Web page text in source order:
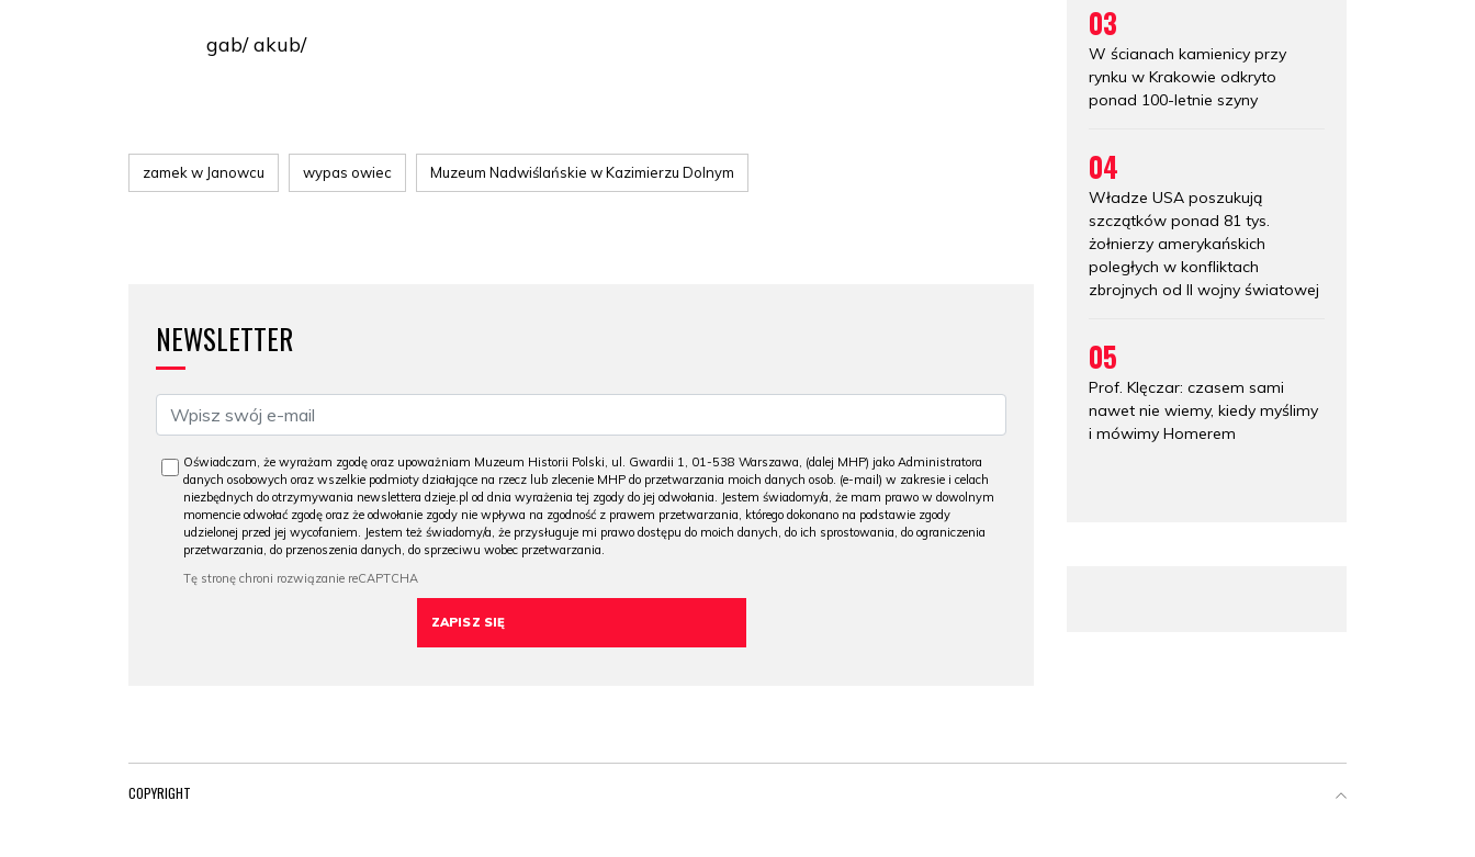
gab/ akub/
zamek w Janowcu wypas owiec Muzeum Nadwiślańskie w Kazimierzu Dolnym
NEWSLETTER
Oświadczam, że wyrażam zgodę oraz upoważniam Muzeum Historii Polski, ul. Gwardii 1, 01-538 Warszawa, (dalej MHP) jako Administratora
danych osobowych oraz wszelkie podmioty działające na rzecz lub zlecenie MHP do przetwarzania moich danych osob. (e-mail) w zakresie i celach
niezbędnych do otrzymywania newslettera dzieje.pl od dnia wyrażenia tej zgody do jej odwołania. Jestem świadomy/a, że mam prawo w dowolnym
momencie odwołać zgodę oraz że odwołanie zgody nie wpływa na zgodność z prawem przetwarzania, którego dokonano na podstawie zgody
udzielonej przed jej wycofaniem. Jestem też świadomy/a, że przysługuje mi prawo dostępu do moich danych, do ich sprostowania, do ograniczenia
przetwarzania, do przenoszenia danych, do sprzeciwu wobec przetwarzania.
03
W ścianach kamienicy przy
rynku w Krakowie odkryto
ponad 100-letnie szyny
04
Władze USA poszukują
szczątków ponad 81 tys.
żołnierzy amerykańskich
poległych w konfliktach
zbrojnych od II wojny światowej
05
Prof. Klęczar: czasem sami
nawet nie wiemy, kiedy myślimy
i mówimy Homerem
COPYRIGHT